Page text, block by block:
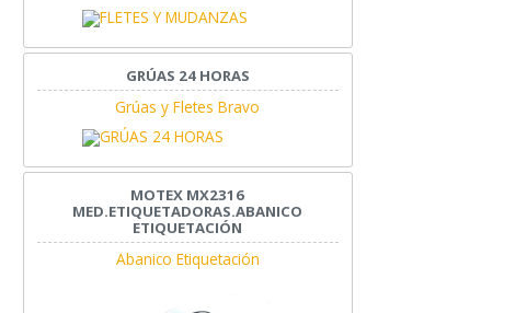
GRÚAS 24 HORAS
Grúas y Fletes Bravo
MOTEX MX2316
MED.ETIQUETADORAS.ABANICO
ETIQUETACIÓN
Abanico Etiquetación